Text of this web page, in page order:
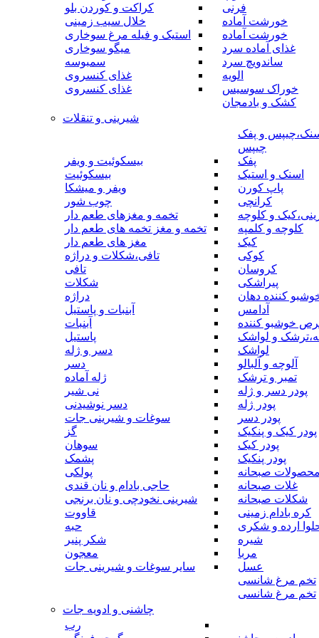
فرنی
خورشت آماده
خورشت آماده
غذای آماده سرد
ساندویچ سرد
الویه
خوراک سوسیس
کشک و بادمجان
کراکت و کوردن بلو
خلال سیب زمینی
استیک و فیله مرغ سوخاری
میگو سوخاری
سمبوسه
غذای کنسروی
غذای کنسروی
شیرینی و تنقلات
و پفک
چیپس
پفک
اسنک و استیک
پاپ کورن
کرانچی
و کلوچه
کلوچه و کلمپه
کیک
کوکی
کروسان
پیراشکی
کننده دهان
آدامس
خوشبو کننده
و لواشک
لواشک
آلوچه و آلبالو
تمبر و ترشک
پودر دسر و ژله
پودر ژله
پودر دسر
پودر کیک و پنکیک
پودر کیک
پودر پنکیک
محصولات صبحانه
غلات صبحانه
شکلات صبحانه
کره بادام زمینی
ارده و شکری
شیره
مربا
عسل
تخم مرغ شانسی
تخم مرغ شانسی
بیسکوئیت و ویفر
بیسکوئیت
ویفر و میشکا
چوب شور
تخمه و مغزهای طعم دار
تخمه و مغز تخمه های طعم دار
مغز های طعم دار
تافی،شکلات و دراژه
تافی
شکلات
دراژه
آبنبات و پاستیل
آبنبات
پاستیل
دسر و ژله
دسر
ژله آماده
نی شیر
دسر نوشیدنی
سوغات و شیرینی جات
گز
سوهان
پشمک
پولکی
حاجی بادام و نان قندی
شیرینی نخودچی و نان برنجی
قاووت
حبه
شکر پنیر
معجون
سایر سوغات و شیرینی جات
چاشنی و ادویه جات
رب